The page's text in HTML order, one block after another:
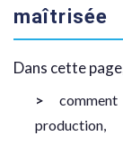
maîtrisée
Dans cette
production,